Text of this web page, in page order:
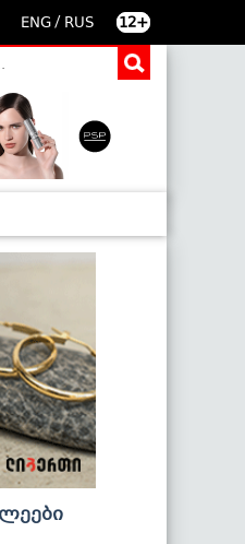
ENG / RUS 12+